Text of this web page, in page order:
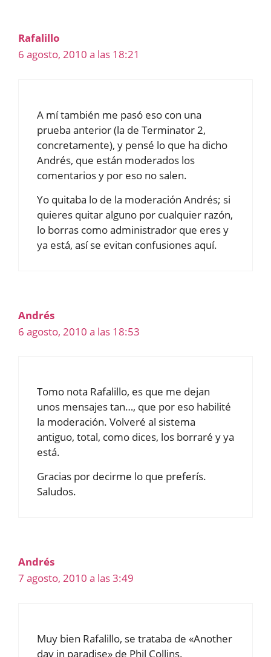
Rafalillo
6 agosto, 2010 a las 18:21
A mí también me pasó eso con una
prueba anterior (la de Terminator 2,
concretamente), y pensé lo que ha dicho
Andrés, que están moderados los
comentarios y por eso no salen.
Yo quitaba lo de la moderación Andrés; si
quieres quitar alguno por cualquier razón,
lo borras como administrador que eres y
ya está, así se evitan confusiones aquí.
Andrés
6 agosto, 2010 a las 18:53
Tomo nota Rafalillo, es que me dejan
unos mensajes tan…, que por eso habilité
la moderación. Volveré al sistema
antiguo, total, como dices, los borraré y ya
está.
Gracias por decirme lo que preferís.
Saludos.
Andrés
7 agosto, 2010 a las 3:49
Muy bien Rafalillo, se trataba de «Another
day in paradise» de Phil Collins.